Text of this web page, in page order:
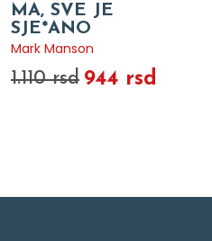
MA, SVE JE
SJE*ANO
Mark Manson
1.110 rsd 944 rsd